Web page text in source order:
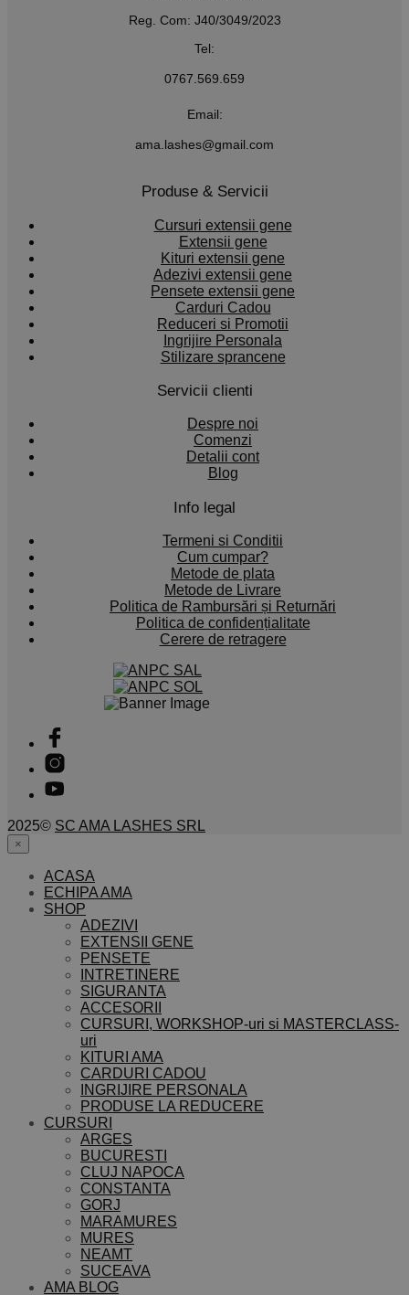
Reg. Com: J40/3049/2023
Tel:
0767.569.659
Email:
ama.lashes@gmail.com
Produse & Servicii
Cursuri extensii gene
Extensii gene
Kituri extensii gene
Adezivi extensii gene
Pensete extensii gene
Carduri Cadou
Reduceri si Promotii
Ingrijire Personala
Stilizare sprancene
Servicii clienti
Despre noi
Comenzi
Detalii cont
Blog
Info legal
Termeni si Conditii
Cum cumpar?
Metode de plata
Metode de Livrare
Politica de Rambursări și Returnări
Politica de confidențialitate
Cerere de retragere
2025© SC AMA LASHES SRL
×
ACASA
ECHIPA AMA
SHOP
ADEZIVI
EXTENSII GENE
PENSETE
INTRETINERE
SIGURANTA
ACCESORII
CURSURI, WORKSHOP-uri si MASTERCLASS-
uri
KITURI AMA
CARDURI CADOU
INGRIJIRE PERSONALA
PRODUSE LA REDUCERE
CURSURI
ARGES
BUCURESTI
CLUJ NAPOCA
CONSTANTA
GORJ
MARAMURES
MURES
NEAMT
SUCEAVA
AMA BLOG